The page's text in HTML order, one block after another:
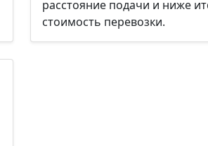
расстояние подачи и ниже
стоимость перевозки.